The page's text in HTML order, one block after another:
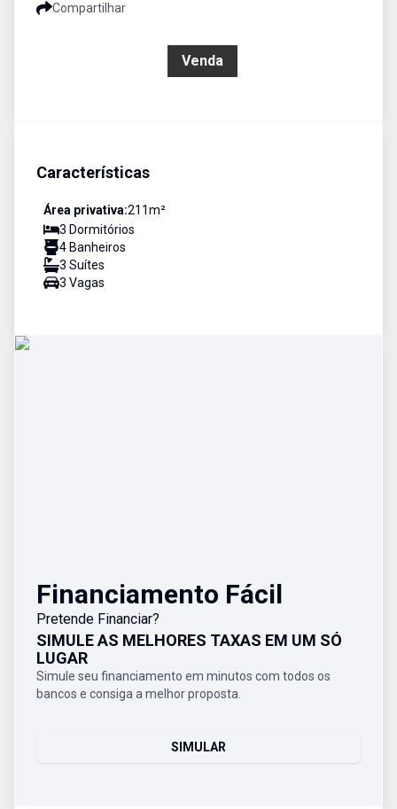
Compartilhar
Venda
Características
Área privativa:211m²
3 Dormitórios
4 Banheiros
3 Suítes
3 Vagas
Financiamento Fácil
Pretende Financiar?
SIMULE AS MELHORES TAXAS EM UM SÓ
LUGAR
Simule seu financiamento em minutos com todos os
bancos e consiga a melhor proposta.
SIMULAR